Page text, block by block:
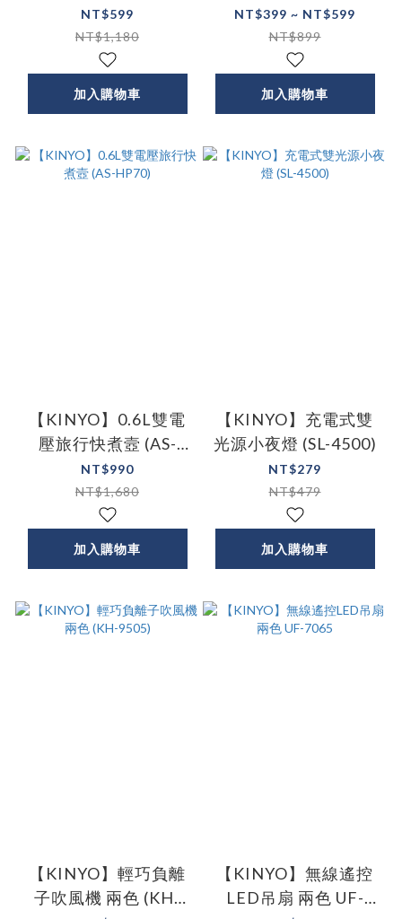
7059)
NT$599
NT$1,180
加入購物車
尺/9尺
NT$399 ~ NT$599
NT$899
加入購物車
【KINYO】0.6L雙電
壓旅行快煮壼 (AS-
HP70)
NT$990
NT$1,680
加入購物車
【KINYO】充電式雙
光源小夜燈 (SL-4500)
NT$279
NT$479
加入購物車
【KINYO】輕巧負離
子吹風機 兩色 (KH-
【KINYO】無線遙控
LED吊扇 兩色 UF-